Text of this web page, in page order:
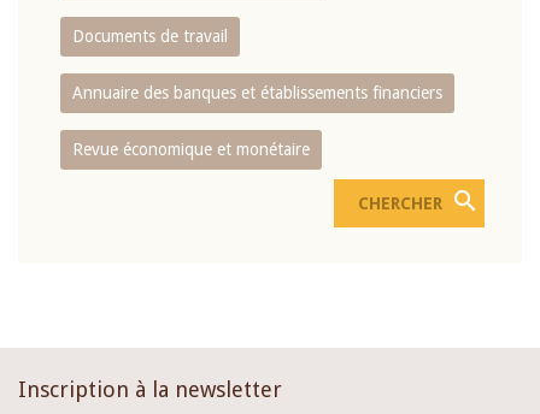
Documents de travail
Annuaire des banques et établissements financiers
Revue économique et monétaire
Inscription à la newsletter